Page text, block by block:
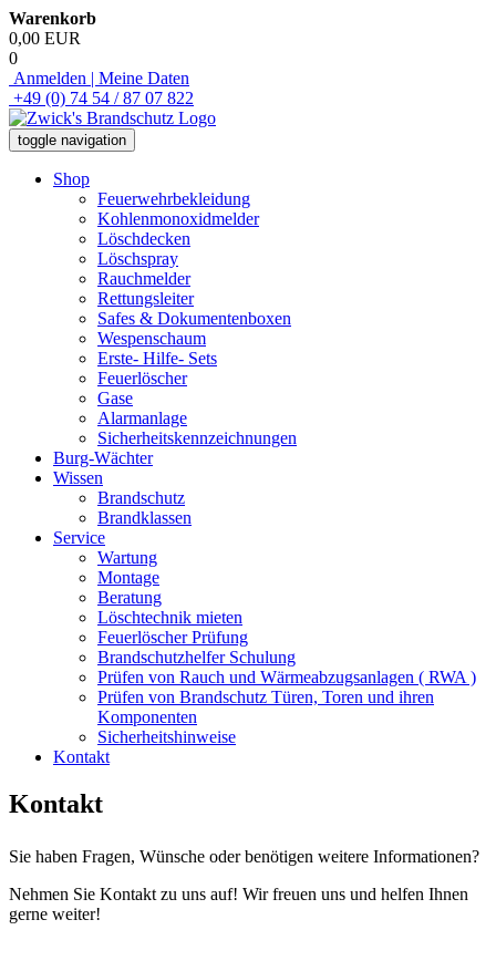
Warenkorb
0,00 EUR
0
Anmelden | Meine Daten
+49 (0) 74 54 / 87 07 822
toggle navigation
Shop
Feuerwehrbekleidung
Kohlenmonoxidmelder
Löschdecken
Löschspray
Rauchmelder
Rettungsleiter
Safes & Dokumentenboxen
Wespenschaum
Erste- Hilfe- Sets
Feuerlöscher
Gase
Alarmanlage
Sicherheitskennzeichnungen
Burg-Wächter
Wissen
Brandschutz
Brandklassen
Service
Wartung
Montage
Beratung
Löschtechnik mieten
Feuerlöscher Prüfung
Brandschutzhelfer Schulung
Prüfen von Rauch und Wärmeabzugsanlagen ( RWA )
Prüfen von Brandschutz Türen, Toren und ihren
Komponenten
Sicherheitshinweise
Kontakt
Kontakt
Sie haben Fragen, Wünsche oder benötigen weitere Informationen?
Nehmen Sie Kontakt zu uns auf! Wir freuen uns und helfen Ihnen
gerne weiter!